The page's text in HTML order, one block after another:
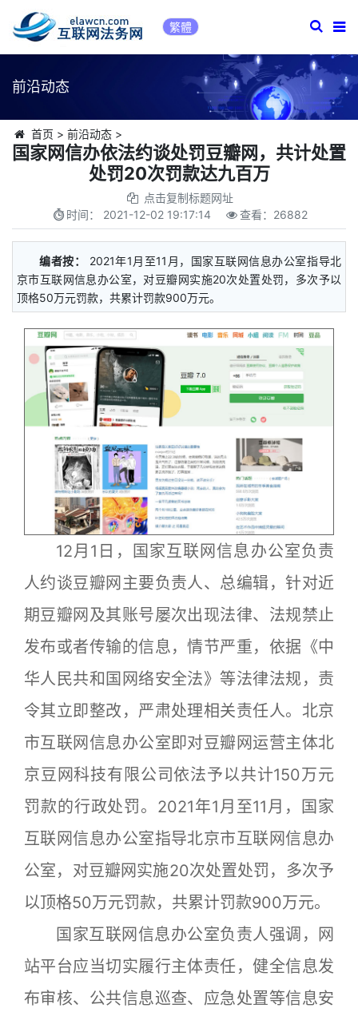
繁體
前沿动态
首页 > 前沿动态>
国家网信办依法约谈处罚豆瓣网，共计处置
处罚20次罚款达九百万
点击复制标题网址
时间： 2021-12-02 19:17:14 查看： 26882
编者按：
2021年1月至11月，国家互联网信息办公室指导北
京市互联网信息办公室，对豆瓣网实施20次处置处罚，多次予以
顶格50万元罚款，共累计罚款900万元。
12月1日，国家互联网信息办公室负责
人约谈豆瓣网主要负责人、总编辑，针对近
期豆瓣网及其账号屡次出现法律、法规禁止
发布或者传输的信息，情节严重，依据《中
华人民共和国网络安全法》等法律法规，责
令其立即整改，严肃处理相关责任人。北京
市互联网信息办公室即对豆瓣网运营主体北
京豆网科技有限公司依法予以共计150万元
罚款的行政处罚。2021年1月至11月，国家
互联网信息办公室指导北京市互联网信息办
公室，对豆瓣网实施20次处置处罚，多次予
以顶格50万元罚款，共累计罚款900万元。
国家互联网信息办公室负责人强调，网
站平台应当切实履行主体责任，健全信息发
布审核、公共信息巡查、应急处置等信息安